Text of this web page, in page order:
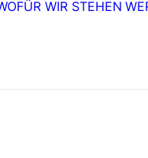
WIR STEHEN